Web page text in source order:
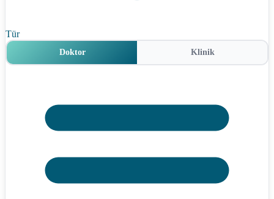
Tür
Doktor Klinik